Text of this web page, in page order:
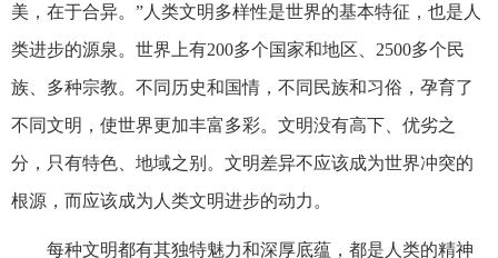
美，在于合异。”人类文明多样性是世界的基本特征，也是人
类进步的源泉。世界上有200多个国家和地区、2500多个民
族、多种宗教。不同历史和国情，不同民族和习俗，孕育了
不同文明，使世界更加丰富多彩。文明没有高下、优劣之
分，只有特色、地域之别。文明差异不应该成为世界冲突的
根源，而应该成为人类文明进步的动力。
每种文明都有其独特魅力和深厚底蕴，都是人类的精神